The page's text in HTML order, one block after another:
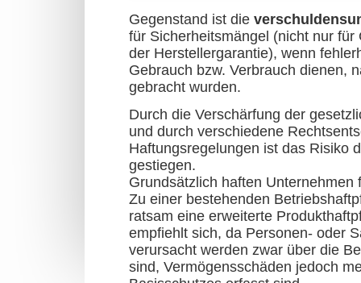
Gegenstand ist die
für Sicherheitsmängel (nicht nur
der Herstellergarantie), wenn
Gebrauch bzw. Verbrauch dienen,
gebracht wurden.
Durch die Verschärfung der
und durch verschiedene
Haftungsregelungen ist das Risiko
gestiegen.
Grundsätzlich haften
Zu einer bestehenden
ratsam eine erweiterte
empfiehlt sich, da Personen- oder
verursacht werden zwar über die
sind, Vermögensschäden jedoch